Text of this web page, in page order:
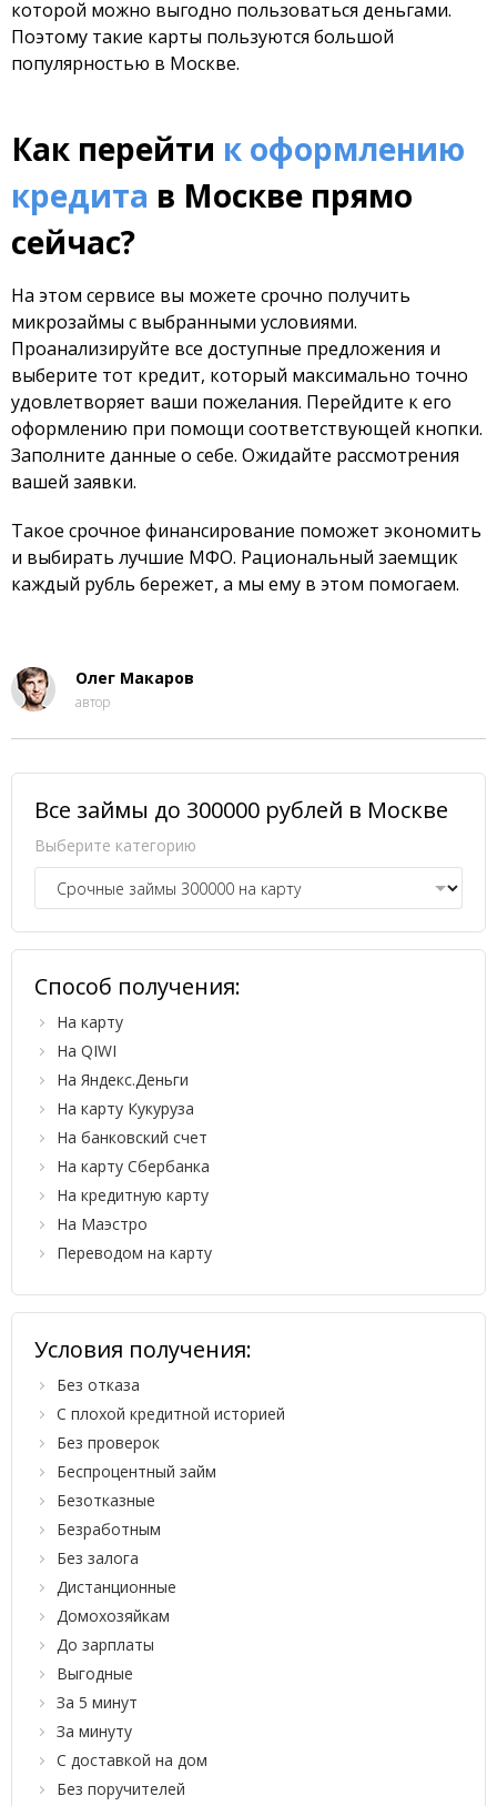
которой можно выгодно пользоваться деньгами.
Поэтому такие карты пользуются большой
популярностью в Москве.
Как перейти к оформлению
кредита в Москве прямо
сейчас?
На этом сервисе вы можете срочно получить
микрозаймы с выбранными условиями.
Проанализируйте все доступные предложения и
выберите тот кредит, который максимально точно
удовлетворяет ваши пожелания. Перейдите к его
оформлению при помощи соответствующей кнопки.
Заполните данные о себе. Ожидайте рассмотрения
вашей заявки.
Такое срочное финансирование поможет экономить
и выбирать лучшие МФО. Рациональный заемщик
каждый рубль бережет, а мы ему в этом помогаем.
Олег Макаров
автор
Все займы до 300000 рублей в Москве
Выберите категорию
Способ получения:
На карту
На QIWI
На Яндекс.Деньги
На карту Кукуруза
На банковский счет
На карту Сбербанка
На кредитную карту
На Маэстро
Переводом на карту
Условия получения:
Без отказа
С плохой кредитной историей
Без проверок
Беспроцентный займ
Безотказные
Безработным
Без залога
Дистанционные
Домохозяйкам
До зарплаты
Выгодные
За 5 минут
За минуту
С доставкой на дом
Без поручителей